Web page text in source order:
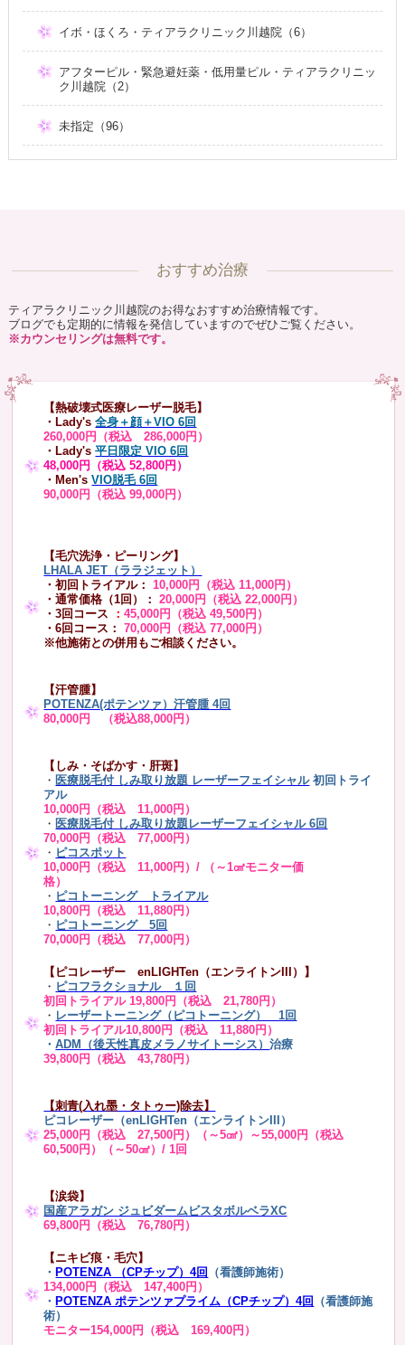
イボ・ほくろ・ティアラクリニック川越院（6）
アフターピル・緊急避妊薬・低用量ピル・ティアラクリニッ
ク川越院（2）
未指定（96）
おすすめ治療
ティアラクリニック川越院のお得なおすすめ治療情報です。
ブログでも定期的に情報を発信していますのでぜひご覧ください。
※カウンセリングは無料です。
【熱破壊式医療レーザー脱毛】
・Lady's 全身＋顔＋VIO 6回
260,000円（税込 286,000円）
・Lady's平日限定 VIO 6回
48,000円（税込 52,800円）
・Men's VIO脱毛 6回
90,000円（税込 99,000円）
【毛穴洗浄・ピーリング】
LHALA JET（ララジェット）
・初回トライアル：10,000円（税込 11,000円）
・通常価格（1回）：
20,000円（税込 22,000円）
・3回コース ：45,000円（税込 49,500円）
・6回コース：
70,000円（税込 77,000円）
※他施術との併用もご相談ください。
【汗管腫】
POTENZA(ポテンツァ）汗管腫 4回
80,000円 （税込88,000円）
【しみ・そばかす・肝斑】
・ 医療脱毛付 しみ取り放題 レーザーフェイシャル 初回トライ
アル
10,000円（税込 11,000円）
・ 医療脱毛付 しみ取り放題レーザーフェイシャル 6回
70,000円（税込 77,000円）
・ ピコスポット
10,000円（税込 11,000円）/ （～1㎠モニター価
格）
・ ピコトーニング トライアル
10,800円（税込 11,880円）
・ ピコトーニング 5回
70,000円（税込 77,000円）
【ピコレーザー enLIGHTen（エンライトンIII）】
・ ピコフラクショナル １回
初回トライアル 19,800円（税込 21,780円）
・ レーザートーニング（ピコトーニング） 1回
初回トライアル10,800円（税込 11,880円）
・ADM（後天性真皮メラノサイトーシス）治療
39,800円（税込 43,780円）
【刺青(入れ墨・タトゥー)除去】
ピコレーザー（enLIGHTen（エンライトンIII）
25,000円（税込 27,500円）（～5㎠）～55,000円（税込
60,500円）（～50㎠）/ 1回
【涙袋】
国産アラガン ジュビダームビスタボルベラXC
69,800円（税込 76,780円）
【ニキビ痕・毛穴】
・ POTENZA （CPチップ）4回
（看護師施術）
134,000円（税込 147,400円）
・ POTENZA ポテンツァプライム（CPチップ）4回
（看護師施
術）
モニター154,000円（税込 169,400円）